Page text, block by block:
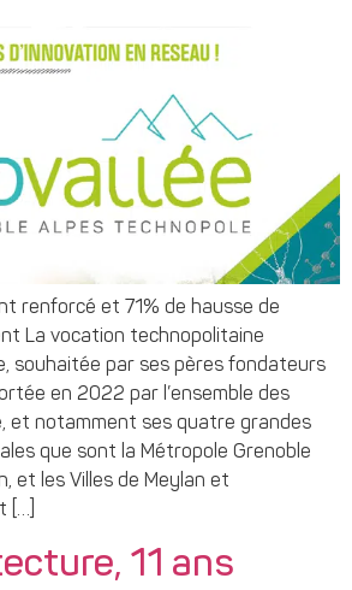
renforcé et 71% de hausse de
La vocation technopolitaine
souhaitée par ses pères fondateurs
en 2022 par l’ensemble des
et notamment ses quatre grandes
que sont la Métropole Grenoble
et les Villes de Meylan et
[…]
11 ans